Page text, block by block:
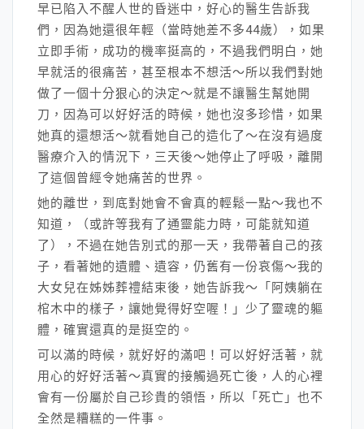
早已陷入不醒人世的昏迷中，好心的醫生告訴我
們，因為她還很年輕（當時她差不多44歲），如果
立即手術，成功的機率挺高的，不過我們明白，她
早就活的很痛苦，甚至根本不想活～所以我們對她
做了一個十分狠心的決定～就是不讓醫生幫她開
刀，因為可以好好活的時候，她也沒多珍惜，如果
她真的還想活～就看她自己的造化了～在沒有過度
醫療介入的情況下，三天後～她停止了呼吸，離開
了這個曾經令她痛苦的世界。
她的離世，到底對她會不會真的輕鬆一點～我也不
知道，（或許等我有了通靈能力時，可能就知道
了），不過在她告別式的那一天，我帶著自己的孩
子，看著她的遺體、遺容，仍舊有一份哀傷～我的
大女兒在姊姊葬禮結束後，她告訴我～「阿姨躺在
棺木中的樣子，讓她覺得好空喔！」少了靈魂的軀
體，確實還真的是挺空的。
可以滿的時候，就好好的滿吧！可以好好活著，就
用心的好好活著～真實的接觸過死亡後，人的心裡
會有一份屬於自己珍貴的領悟，所以「死亡」也不
全然是糟糕的一件事。